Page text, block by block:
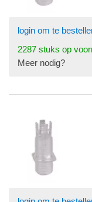
login om te
2287 stuks op
Meer nodig?